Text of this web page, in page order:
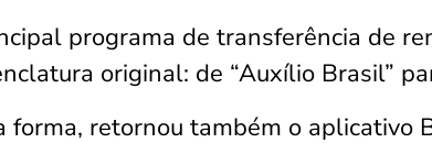
programa de transferência de
original: de “Auxílio Brasil”
forma, retornou também o aplicativo